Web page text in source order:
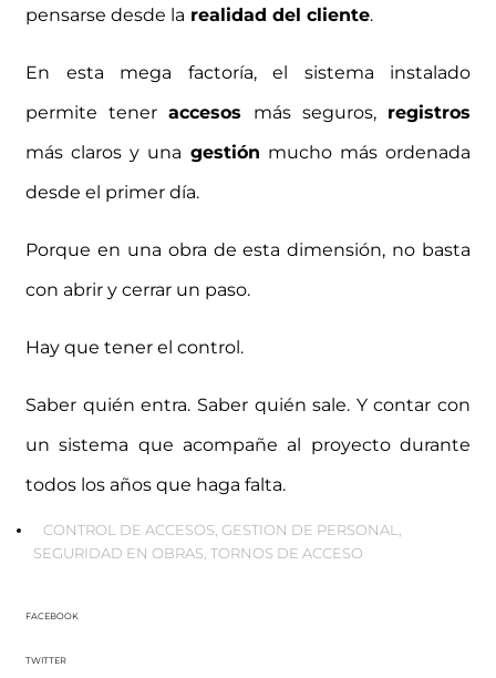
pensarse desde la realidad del cliente.
En esta mega factoría, el sistema instalado
permite teneraccesos más seguros, registros
más claros y una gestión mucho más ordenada
desde el primer día.
Porque en una obra de esta dimensión, no basta
con abrir y cerrar un paso.
Hay que tener el control.
Saber quién entra. Saber quién sale. Y contar con
un sistema que acompañe al proyecto durante
todos los años que haga falta.
CONTROL DE ACCESOS, GESTION DE PERSONAL,
SEGURIDAD EN OBRAS, TORNOS DE ACCESO
FACEBOOK
TWITTER